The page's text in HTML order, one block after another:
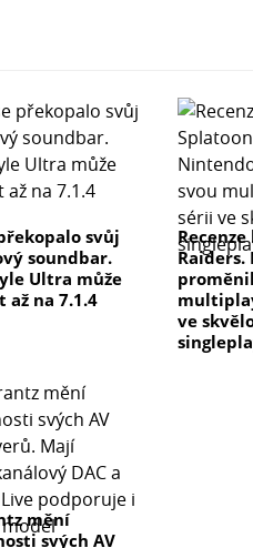
svůj
soundbar.
Ultra může
až na 7.1.4
ve
mění
svých AV